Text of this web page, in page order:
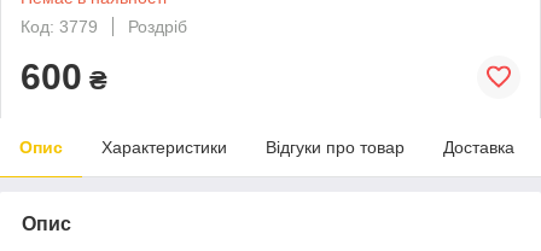
Код: 3779
Роздріб
600 ₴
Опис Характеристики Відгуки про товар Доставка
Опис